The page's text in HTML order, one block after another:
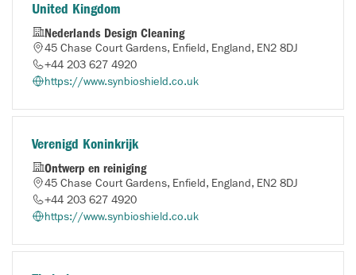
United Kingdom
Nederlands Design Cleaning
45 Chase Court Gardens, Enfield, England, EN2 8DJ
+44 203 627 4920
https://www.synbioshield.co.uk
Verenigd Koninkrijk
Ontwerp en reiniging
45 Chase Court Gardens, Enfield, England, EN2 8DJ
+44 203 627 4920
https://www.synbioshield.co.uk